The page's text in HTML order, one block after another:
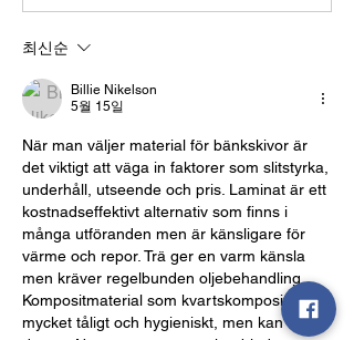
최신순
Billie Nikelson
5월 15일
När man väljer material för bänkskivor är
det viktigt att väga in faktorer som slitstyrka,
underhåll, utseende och pris. Laminat är ett
kostnadseffektivt alternativ som finns i
många utföranden men är känsligare för
värme och repor. Trä ger en varm känsla
men kräver regelbunden oljebehandling.
Kompositmaterial som kvartskomposit är
mycket tåligt och hygieniskt, men kan vara